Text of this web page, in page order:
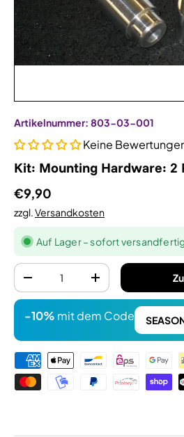
Artikelnummer: 803-03-001
Keine
Kit: Mounting Hardware: 2
€9,90
zzgl.Versandkosten
Auf Lager – sofort
Anzahl
-
+
-10% mit dem Code
Zahlungsmethoden